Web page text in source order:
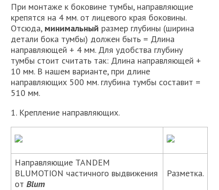
При монтаже к боковине тумбы, направляющие
крепятся на 4 мм. от лицевого края боковины.
Отсюда, минимальный размер глубины (ширина
детали бока тумбы) должен быть = Длина
направляющей + 4 мм. Для удобства глубину
тумбы стоит считать так: Длина направляющей +
10 мм. В нашем варианте, при длине
направляющих 500 мм. глубина тумбы составит =
510 мм.
1. Крепление направляющих.
Направляющие TANDEM
BLUMOTION частичного выдвижения
отBlum
Разметка.